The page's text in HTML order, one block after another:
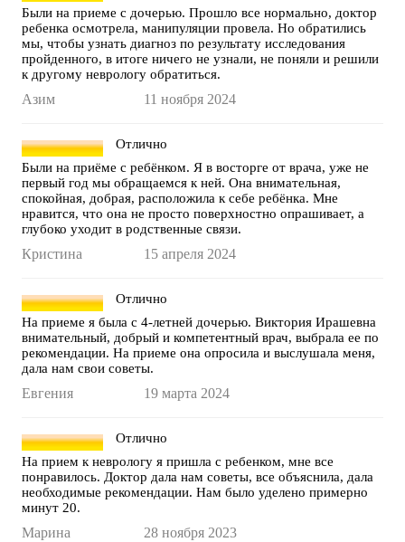
Были на приеме с дочерью. Прошло все нормально, доктор
ребенка осмотрела, манипуляции провела. Но обратились
мы, чтобы узнать диагноз по результату исследования
пройденного, в итоге ничего не узнали, не поняли и решили
к другому неврологу обратиться.
Азим 11 ноября 2024
Отлично
Были на приёме с ребёнком. Я в восторге от врача, уже не
первый год мы обращаемся к ней. Она внимательная,
спокойная, добрая, расположила к себе ребёнка. Мне
нравится, что она не просто поверхностно опрашивает, а
глубоко уходит в родственные связи.
Кристина 15 апреля 2024
Отлично
На приеме я была с 4-летней дочерью. Виктория Ирашевна
внимательный, добрый и компетентный врач, выбрала ее по
рекомендации. На приеме она опросила и выслушала меня,
дала нам свои советы.
Евгения 19 марта 2024
Отлично
На прием к неврологу я пришла с ребенком, мне все
понравилось. Доктор дала нам советы, все объяснила, дала
необходимые рекомендации. Нам было уделено примерно
минут 20.
Марина 28 ноября 2023